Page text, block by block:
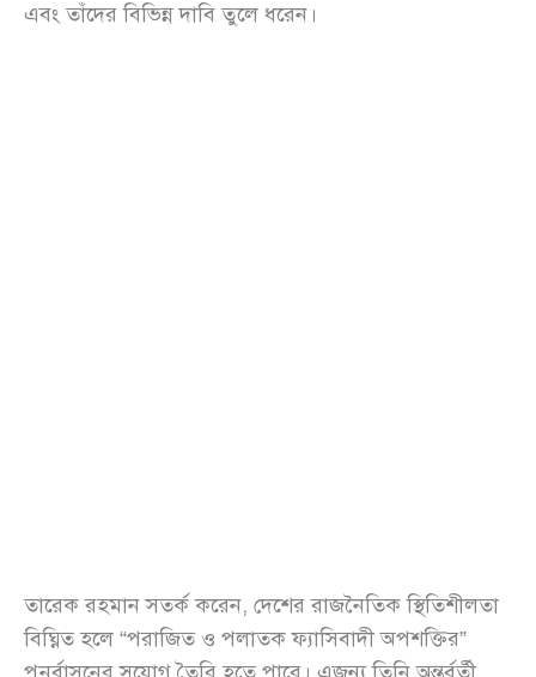
এবং তাঁদের বিভিন্ন দাবি তুলে ধরেন।
তারেক রহমান সতর্ক করেন, দেশের রাজনৈতিক স্থিতিশীলতা
বিঘ্নিত হলে “পরাজিত ও পলাতক ফ্যাসিবাদী অপশক্তির”